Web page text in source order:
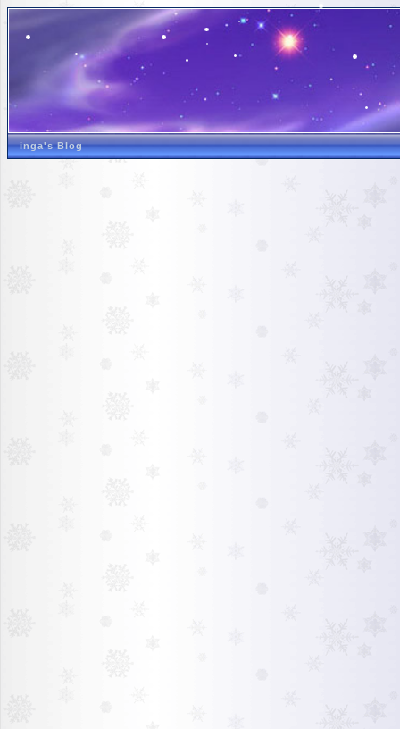
inga's Blog